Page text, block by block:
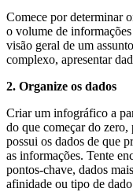
Comece por determinar
o volume de informações
visão geral de um
complexo, apresentar
2. Organize os dados
Criar um infográfico a
do que começar do zero,
possui os dados de que
as informações. Tente
pontos-chave, dados
afinidade ou tipo de